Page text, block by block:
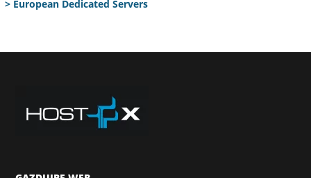
> European Dedicated Servers